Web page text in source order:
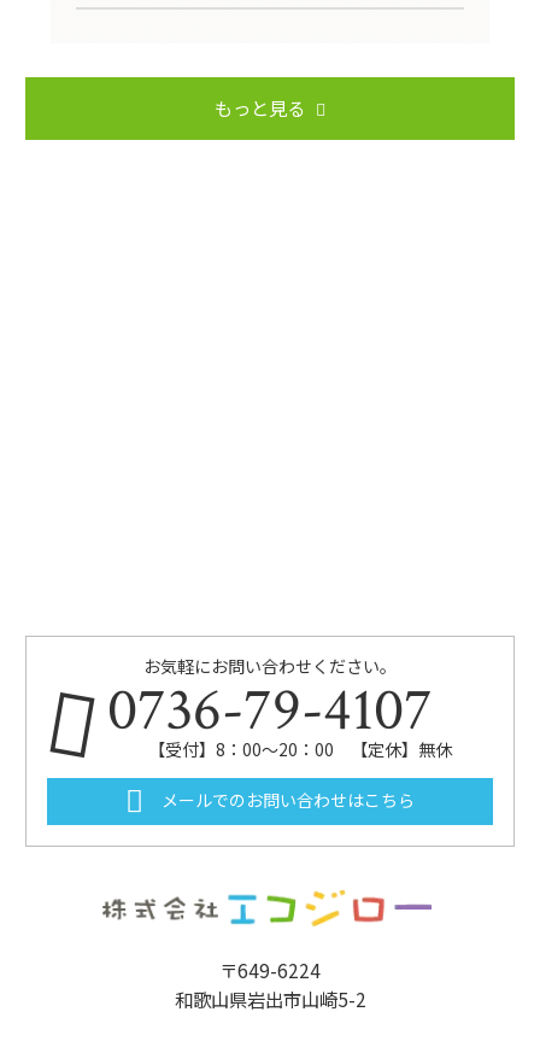
もっと見る
お気軽にお問い合わせください。
0736-79-4107
【受付】8：00～20：00 【定休】無休
メールでのお問い合わせはこちら
〒649-6224
和歌山県岩出市山崎5-2